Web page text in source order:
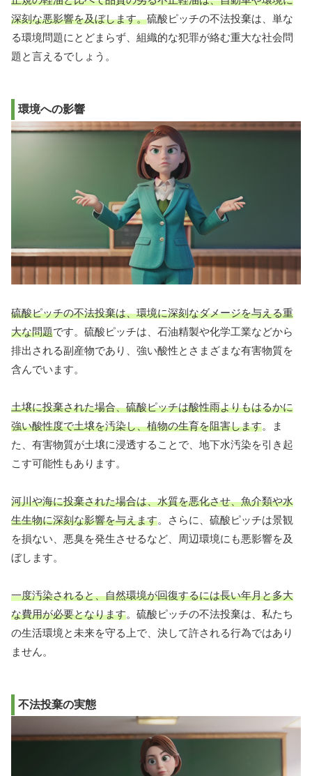
深刻な悪影響を及ぼします。硫酸ピッチの不法投棄は、単な
る環境問題にとどまらず、組織的な犯罪が絡む重大な社会問
題と言えるでしょう。
環境への影響
硫酸ピッチの不法投棄は、環境に深刻なダメージを与える重
大な問題です。硫酸ピッチは、石油精製や化学工業などから
排出される副産物であり、強い酸性とさまざまな有害物質を
含んでいます。
土壌に投棄された場合、硫酸ピッチは酸性雨よりもはるかに
強い酸性度で土壌を汚染し、植物の生育を阻害します。ま
た、有害物質が土壌に浸透することで、地下水汚染を引き起
こす可能性もあります。
河川や海に投棄された場合は、水質を悪化させ、魚介類や水
生生物に深刻な影響を与えます。さらに、硫酸ピッチは景観
を損ない、悪臭を発生させるなど、周辺環境にも悪影響を及
ぼします。
一度汚染されると、自然環境が回復するには長い年月と多大
な費用が必要となります。硫酸ピッチの不法投棄は、私たち
の生活環境と未来を守る上で、決して許される行為ではあり
ません。
不法投棄の実態